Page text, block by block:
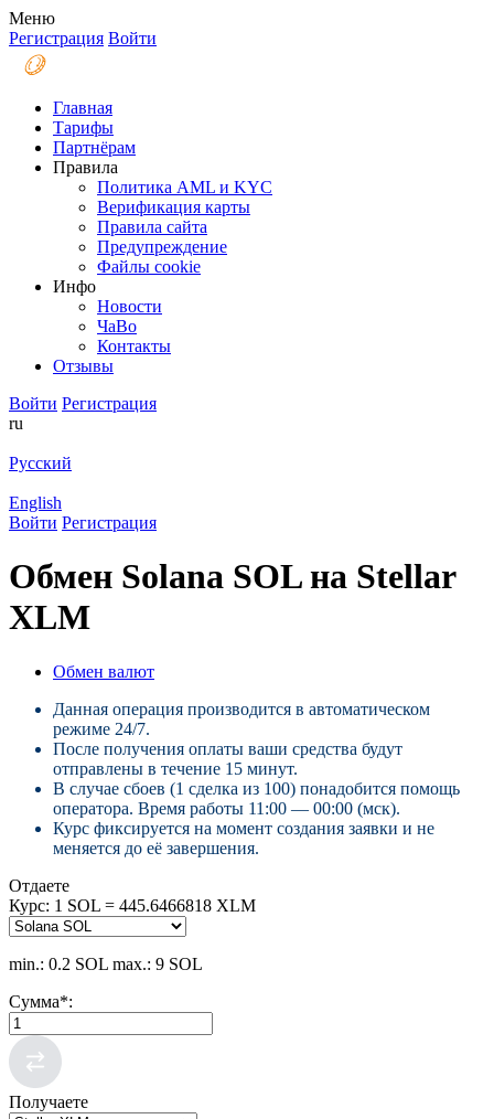
Меню
Регистрация Войти
Главная
Тарифы
Партнёрам
Правила
Политика AML и KYC
Верификация карты
Правила сайта
Предупреждение
Файлы coоkie
Инфо
Новости
ЧаВо
Контакты
Отзывы
Войти Регистрация
ru
Русский
English
Войти Регистрация
Обмен Solana SOL на Stellar
XLM
Обмен валют
Данная операция производится в автоматическом
режиме 24/7.
После получения оплаты ваши средства будут
отправлены в течение 15 минут.
В случае сбоев (1 сделка из 100) понадобится помощь
оператора. Время работы 11:00 — 00:00 (мск).
Курс фиксируется на момент создания заявки и не
меняется до её завершения.
Отдаете
Курс: 1 SOL = 445.6466818 XLM
min.: 0.2 SOL max.: 9 SOL
Сумма*:
Получаете